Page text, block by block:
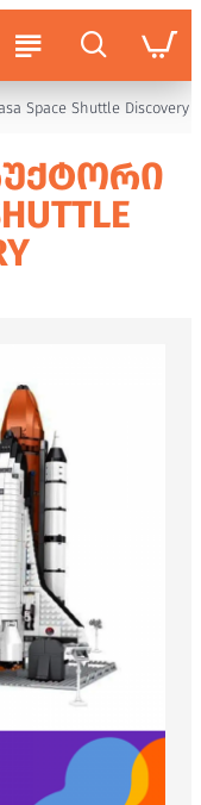
Space Shuttle Discovery